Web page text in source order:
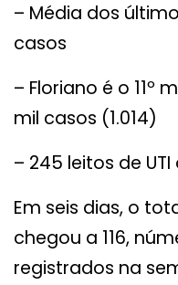
– Média dos
casos
– Floriano é o 11º
mil casos (1.014)
– 245 leitos de
Em seis dias, o
chegou a 116,
registrados na